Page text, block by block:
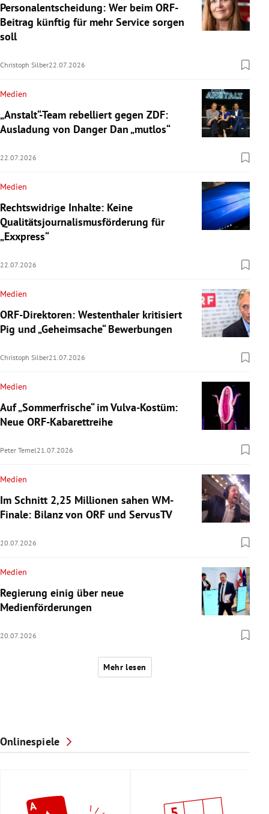
Personalentscheidung: Wer beim ORF-
Beitrag künftig für mehr Service sorgen
soll
Christoph Silber22.07.2026
Medien
„Anstalt“-Team rebelliert gegen ZDF:
Ausladung von Danger Dan „mutlos“
22.07.2026
Medien
Rechtswidrige Inhalte: Keine
Qualitätsjournalismusförderung für
„Exxpress“
22.07.2026
Medien
ORF-Direktoren: Westenthaler kritisiert
Pig und „Geheimsache“ Bewerbungen
Christoph Silber21.07.2026
Medien
Auf „Sommerfrische“ im Vulva-Kostüm:
Neue ORF-Kabarettreihe
Peter Temel 21.07.2026
Medien
Im Schnitt 2,25 Millionen sahen WM-
Finale: Bilanz von ORF und ServusTV
20.07.2026
Medien
Regierung einig über neue
Medienförderungen
20.07.2026
Mehr lesen
Onlinespiele